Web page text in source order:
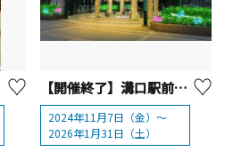
【開催終了】溝口駅前キラリデッキイルミネーション【川崎市】
2024年11月7日（金）～
2026年1月31日（土）